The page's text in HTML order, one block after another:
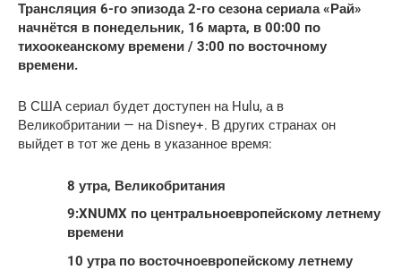
Трансляция 6-го эпизода 2-го сезона сериала «Рай»
начнётся в понедельник, 16 марта, в 00:00 по
тихоокеанскому времени / 3:00 по восточному
времени.
В США сериал будет доступен на Hulu, а в
Великобритании — на Disney+. В других странах он
выйдет в тот же день в указанное время:
8 утра, Великобритания
9:XNUMX по центральноевропейскому летнему
времени
10 утра по восточноевропейскому летнему